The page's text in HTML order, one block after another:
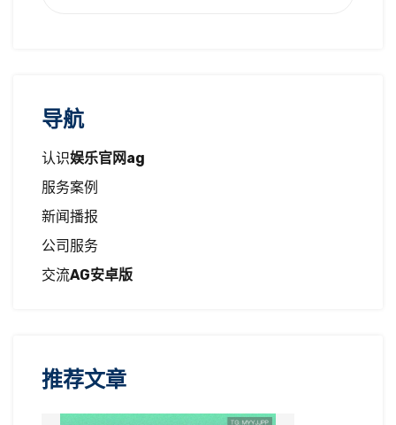
导航
认识娱乐官网ag
服务案例
新闻播报
公司服务
交流AG安卓版
推荐文章